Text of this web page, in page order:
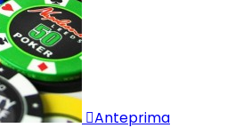
Anteprima